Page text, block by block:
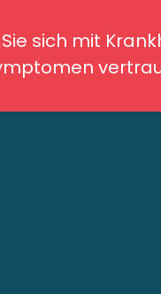
sich mit
mit